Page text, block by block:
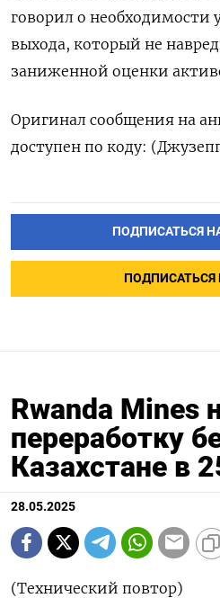
говорил о необходимости
выхода, который не
заниженной оценки
Оригинал сообщения на
доступен по коду:
ПОДПИСАТЬСЯ
ПОДПИСАТЬСЯ
Rwanda Mines
переработку
Казахстане в
28.05.2025
(Технический повтор)